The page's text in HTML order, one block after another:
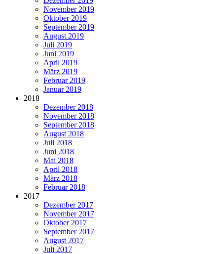
November 2019
Oktober 2019
September 2019
August 2019
Juli 2019
Juni 2019
April 2019
März 2019
Februar 2019
Januar 2019
2018
Dezember 2018
November 2018
September 2018
August 2018
Juli 2018
Juni 2018
Mai 2018
April 2018
März 2018
Februar 2018
2017
Dezember 2017
November 2017
Oktober 2017
September 2017
August 2017
Juli 2017